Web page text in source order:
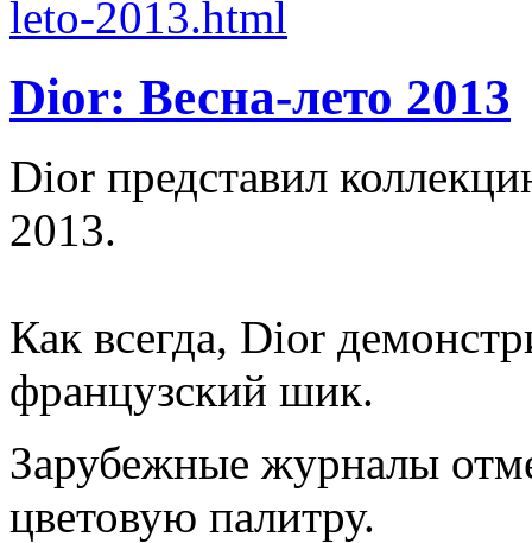
Dior: Весна-лето 2013
Dior представил
2013.
Как всегда, Dior
французский шик.
Зарубежные журналы
цветовую палитру.